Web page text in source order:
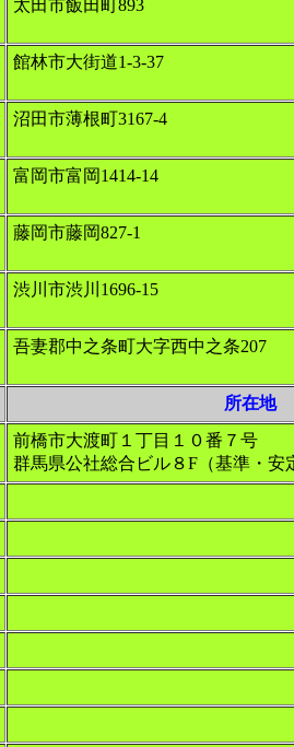
太田市飯田町893
館林市大街道1‐3‐37
沼田市薄根町3167‐4
富岡市富岡1414‐14
藤岡市藤岡827‐1
渋川市渋川1696‐15
吾妻郡中之条町大字西中之条207
所在地
前橋市大渡町１丁目１０番７号
群馬県公社総合ビル８F（基準・安